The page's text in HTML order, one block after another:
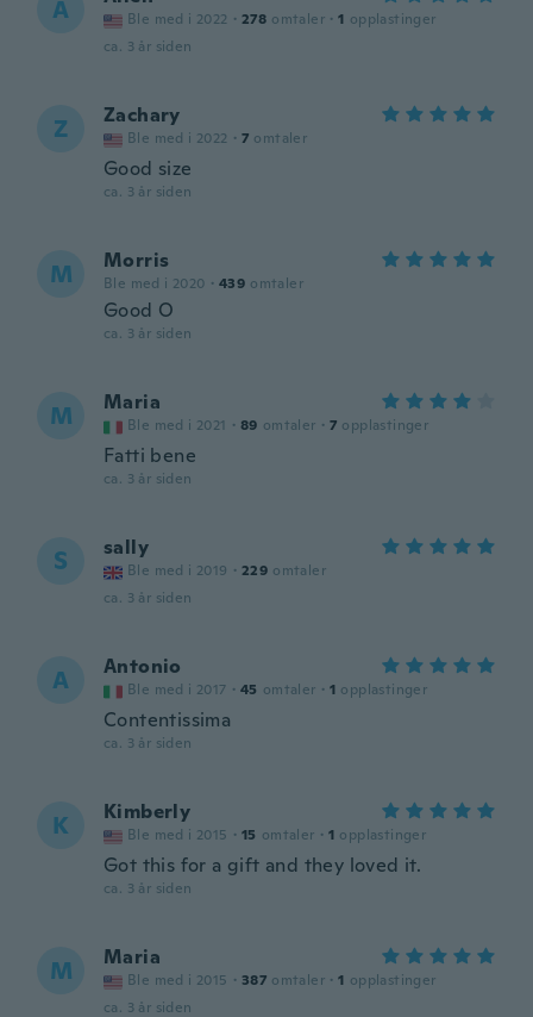
A Ble med i 2022 · 278 omtaler · 1 opplastinger
ca. 3 år siden
Z Zachary
Ble med i 2022 · 7 omtaler
Good size
ca. 3 år siden
M Morris
Ble med i 2020 · 439 omtaler
Good O
ca. 3 år siden
M Maria
Ble med i 2021 · 89 omtaler · 7 opplastinger
Fatti bene
ca. 3 år siden
S sally
Ble med i 2019 · 229 omtaler
ca. 3 år siden
A Antonio
Ble med i 2017 · 45 omtaler · 1 opplastinger
Contentissima
ca. 3 år siden
K Kimberly
Ble med i 2015 · 15 omtaler · 1 opplastinger
Got this for a gift and they loved it.
ca. 3 år siden
M Maria
Ble med i 2015 · 387 omtaler · 1 opplastinger
ca. 3 år siden